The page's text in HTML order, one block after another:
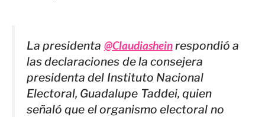
La presidenta @Claudiasheinrespondió a
las declaraciones de la consejera
presidenta del Instituto Nacional
Electoral, Guadalupe Taddei, quien
señaló que el organismo electoral no